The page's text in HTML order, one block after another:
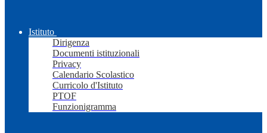
Istituto
Dirigenza
Documenti istituzionali
Privacy
Calendario Scolastico
Curricolo d'Istituto
PTOF
Funzionigramma